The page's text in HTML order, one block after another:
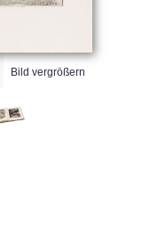
Bild vergrößern